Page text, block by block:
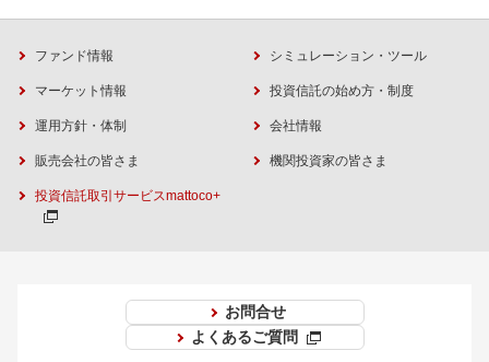
ファンド情報 シミュレーション・ツール
マーケット情報 投資信託の始め方・制度
運用方針・体制 会社情報
販売会社の皆さま 機関投資家の皆さま
投資信託取引サービスmattoco+
お問合せ
よくあるご質問